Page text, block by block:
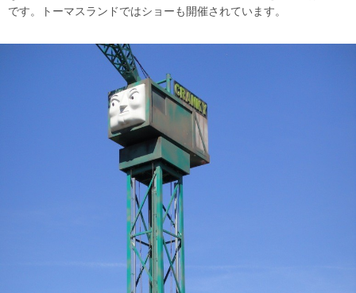
です。トーマスランドではショーも開催されています。